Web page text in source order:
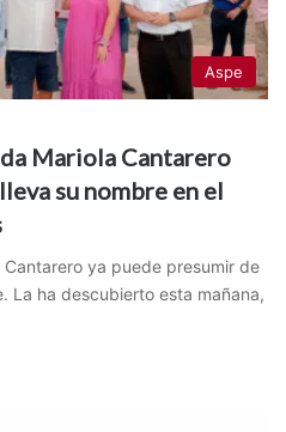
Aspe
Mariola Cantarero
su nombre en el
ya puede presumir de
La ha descubierto esta mañana,